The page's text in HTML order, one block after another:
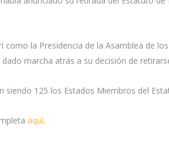
como la Presidencia de la Asamblea de
marcha atrás a su decisión de
siendo 125 los Estados Miembros del
aquí.